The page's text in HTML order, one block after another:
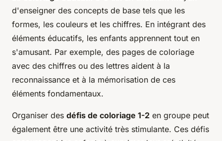
d'enseigner des concepts de base tels que les
formes, les couleurs et les chiffres. En intégrant des
éléments éducatifs, les enfants apprennent tout en
s'amusant. Par exemple, des pages de coloriage
avec des chiffres ou des lettres aident à la
reconnaissance et à la mémorisation de ces
éléments fondamentaux.
Organiser des défis de coloriage 1-2 en groupe peut
également être une activité très stimulante. Ces défis